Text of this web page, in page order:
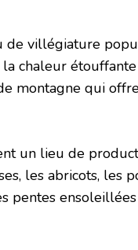
de villégiature
la chaleur
montagne qui
un lieu de
les abricots, les
pentes